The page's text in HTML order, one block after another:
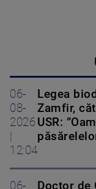
06-
08-
2026
12:04
Legea
Zamfir,
USR:
06-
Doctor de